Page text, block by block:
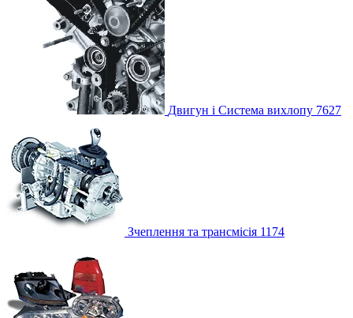
Двигун і Система вихлопу 7627
Зчеплення та трансмісія 1174